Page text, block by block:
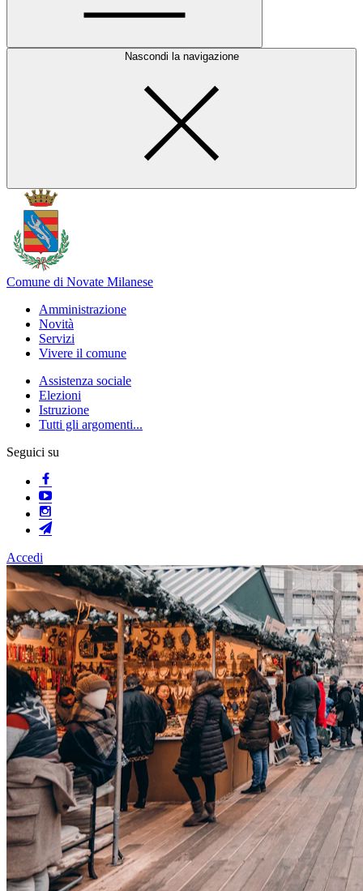
Nascondi la navigazione
Comune di Novate Milanese
Amministrazione
Novità
Servizi
Vivere il comune
Assistenza sociale
Elezioni
Istruzione
Tutti gli argomenti...
Seguici su
Accedi